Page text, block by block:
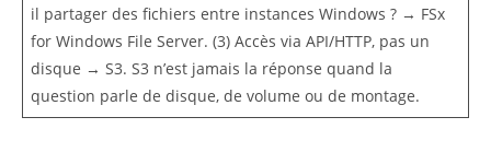
il partager des fichiers entre instances Windows ? → FSx
for Windows File Server. (3) Accès via API/HTTP, pas un
disque → S3. S3 n’est jamais la réponse quand la
question parle de disque, de volume ou de montage.